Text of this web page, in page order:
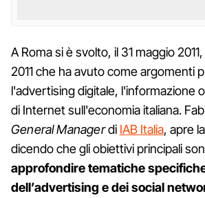
A Roma si è svolto, il 31 maggio
2011 che ha avuto come argomenti
l'advertising digitale, l'informazione
di Internet sull'economia italiana.
General Managerdi IAB Italia, apre
dicendo che gli obiettivi principali
approfondire tematiche
dell’advertising e dei social